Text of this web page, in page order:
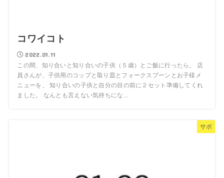
コワイコト
2022.01.11
この間、知り合いと知り合いの子供（５歳）とご飯に行ったら。 店
員さんが、子供用のコップと取り皿とフォークスプーンとお子様メ
ニューを、 知り合いの子供と自分の目の前に２セット準備してくれ
ました。 なんとも言えない気持ちにな...
サボ